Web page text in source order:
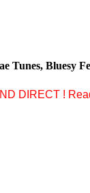
Tunes, Bluesy
DIRECT !